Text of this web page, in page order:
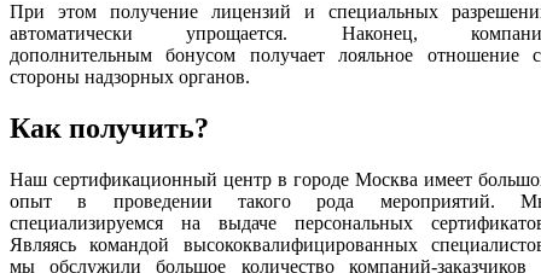
При этом получение лицензий и специальных
автоматически упрощается. Наконец,
дополнительным бонусом получает лояльное отношение
стороны надзорных органов.
Как получить?
Наш сертификационный центр в городе Москва имеет
опыт в проведении такого рода мероприятий.
специализируемся на выдаче персональных
Являясь командой высококвалифицированных
мы обслужили большое количество компаний-заказчиков